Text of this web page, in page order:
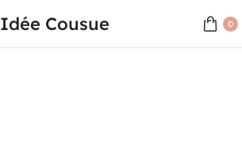
Idée Cousue 0